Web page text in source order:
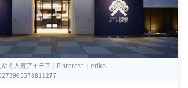
めの人気アイデア｜Pinterest ｜eriko ...